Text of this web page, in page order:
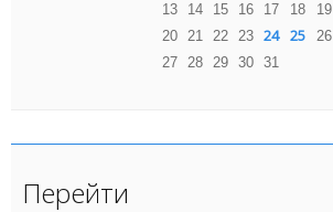
13
14 15 16 17 18
19
20
21 22 23 24 25
26
27
28 29 30 31
Перейти